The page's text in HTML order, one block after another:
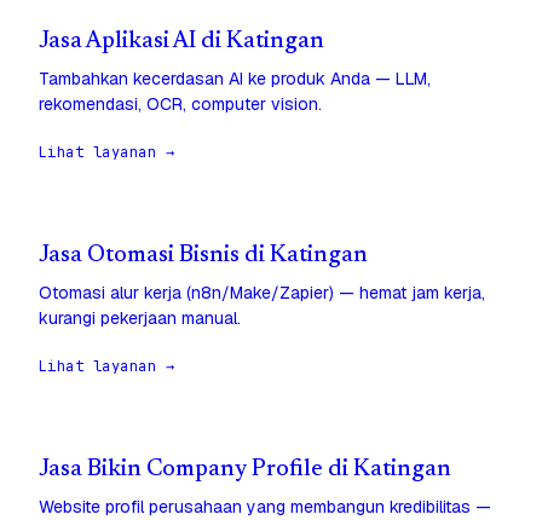
Jasa Aplikasi AI di Katingan
Tambahkan kecerdasan AI ke produk Anda — LLM,
rekomendasi, OCR, computer vision.
Lihat layanan →
Jasa Otomasi Bisnis di Katingan
Otomasi alur kerja (n8n/Make/Zapier) — hemat jam kerja,
kurangi pekerjaan manual.
Lihat layanan →
Jasa Bikin Company Profile di Katingan
Website profil perusahaan yang membangun kredibilitas —